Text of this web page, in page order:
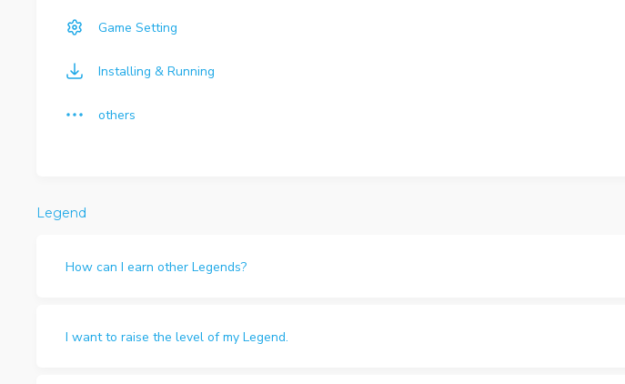
Game Setting
Installing & Running
others
Legend
How can I earn other Legends?
I want to raise the level of my Legend.